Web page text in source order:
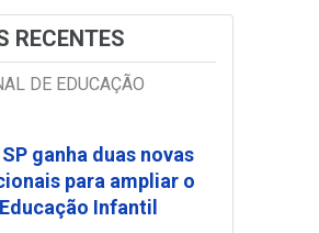
RECENTES
DE EDUCAÇÃO
ganha duas novas
para ampliar o
Infantil